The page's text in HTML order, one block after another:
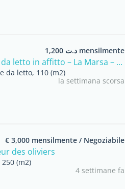
د.ت 1,200 mensilmente
letto in affitto – La Marsa – ...
da letto, 110 (m2)
la settimana scorsa
€ 3,000 mensilmente / Negoziabile
des oliviers
(m2)
4 settimane fa